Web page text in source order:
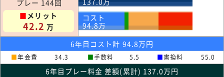
プレー 144回
■メリット
42.2 万
コスト
94.8万
6年目コスト計 94.8万円
■年会費 34.3 ■手数料 5.5 ■書換料 55.0
6年目プレー料金 差額(累計) 137.0万円